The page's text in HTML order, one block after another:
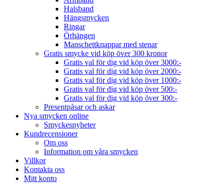
Halsband
Hängsmycken
Ringar
Örhängen
Manschettknappar med stenar
Gratis smycke vid köp över 300 kronor
Gratis val för dig vid köp över 3000:-
Gratis val för dig vid köp över 2000:-
Gratis val för dig vid köp över 1000:-
Gratis val för dig vid köp över 500:-
Gratis val för dig vid köp över 300:-
Presentpåsar och askar
Nya smycken online
Smyckesnyheter
Kundrecensioner
Om oss
Information om våra smycken
Villkor
Kontakta oss
Mitt konto